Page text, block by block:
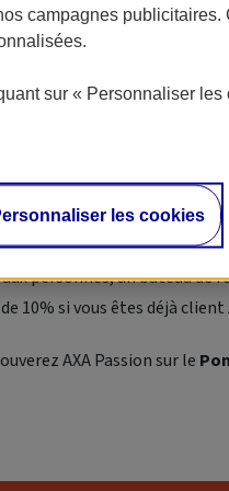
campagnes
sur « Personnaliser les
les cookies
pourront y découvrir les
les loisirs nautiques,
proposées par
sa présence sur le
d’assurance de leur
de nombreux avantages
personnes, un bateau de
10% si vous êtes déjà client
AXA Passion sur le